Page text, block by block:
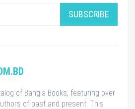
SUBSCRIBE
of Bangla Books, featuring over
of past and present. This